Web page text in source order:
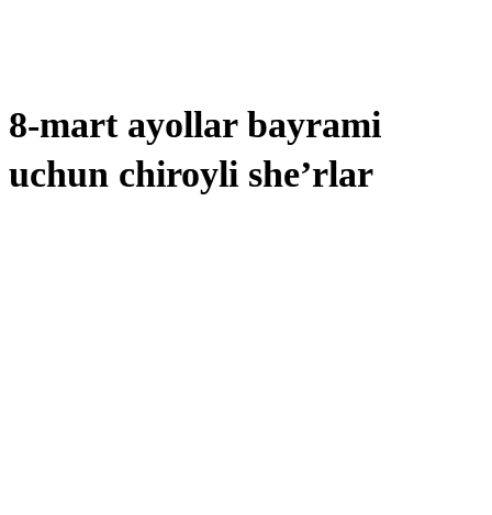
8-mart ayollar bayrami
uchun chiroyli she’rlar